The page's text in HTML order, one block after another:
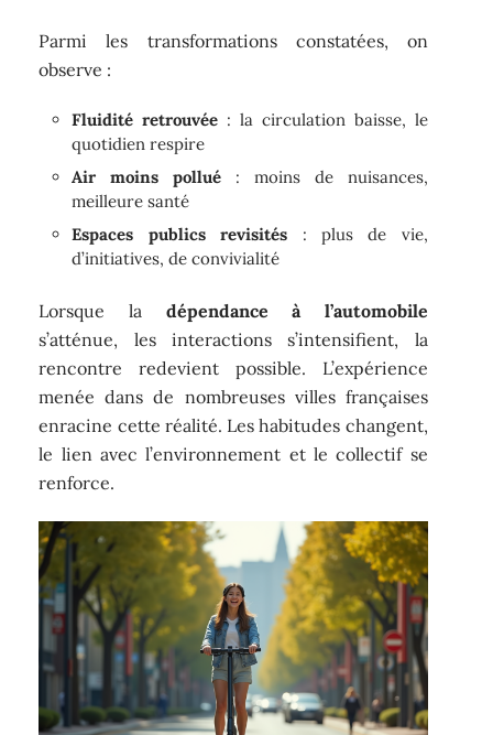
Parmi les transformations constatées, on
observe :
Fluidité retrouvée : la circulation baisse, le
quotidien respire
Air moins pollué : moins de nuisances,
meilleure santé
Espaces publics revisités : plus de vie,
d’initiatives, de convivialité
Lorsque la dépendance à l’automobile
s’atténue, les interactions s’intensifient, la
rencontre redevient possible. L’expérience
menée dans de nombreuses villes françaises
enracine cette réalité. Les habitudes changent,
le lien avec l’environnement et le collectif se
renforce.